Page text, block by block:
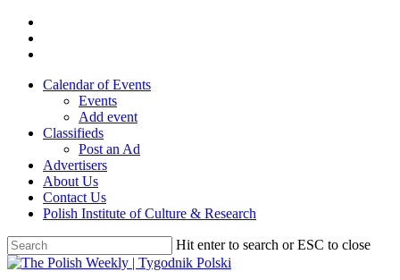
Skip
main
Calendar of Events
Events
Add event
Classifieds
Post an Ad
Advertisers
About Us
Contact Us
Polish Institute of Culture & Research
Hit enter to search or ESC to close
Close